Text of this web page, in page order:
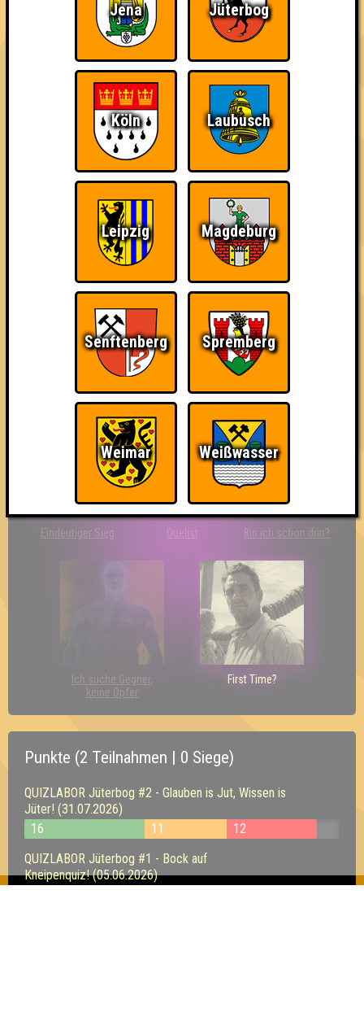
The Amount of
Teilnahmen is too
damn high
Ich war da, vor 3000
Da-Da Da! Da-Da Da!
Knapp daneben! So kurz vorm Sieg!
Eindeutiger Sieg Duelist Bin ich schon drin?
Ich suche Gegner,
keine Opfer
First Time?
Punkte (2 Teilnahmen | 0 Siege)
QUIZLABOR Jüterbog #2 - Glauben is Jut, Wissen is
Jüter! (31.07.2026)
16
11
12
QUIZLABOR Jüterbog #1 - Bock auf
Kneipenquiz! (05.06.2026)
Jena Jüterbog
Köln Laubusch
Leipzig Magdeburg
Senftenberg Spremberg
Weimar Weißwasser